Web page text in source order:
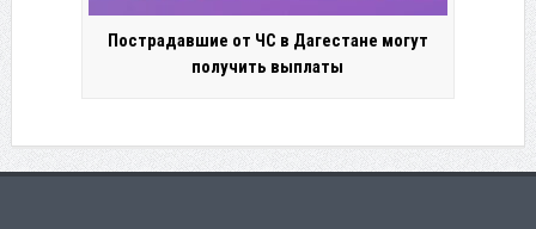
Пострадавшие от ЧС в Дагестане могут
получить выплаты